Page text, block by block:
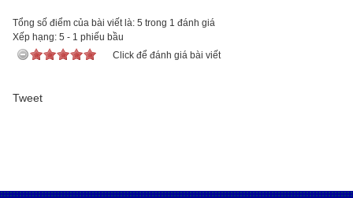
Tổng số điểm của bài viết là: 5 trong 1 đánh giá
Xếp hạng: 5 - 1 phiếu bầu
Click để đánh giá bài viết
Tweet